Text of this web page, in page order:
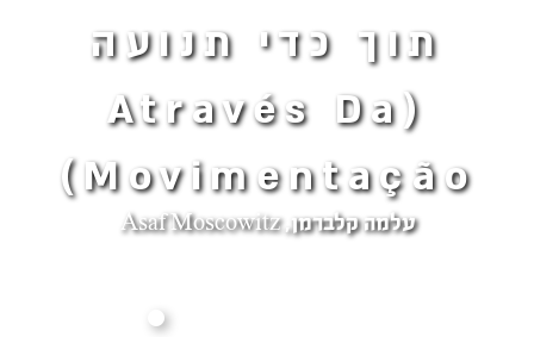
תוך כדי תנועה
(Através Da
Movimentação)
עלמה קלברמן, Asaf Moscowitz